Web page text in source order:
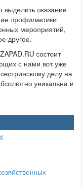
оказание
профилактики
мероприятий,
другое.
состоит
с нами вот уже
делу на
уникальна и